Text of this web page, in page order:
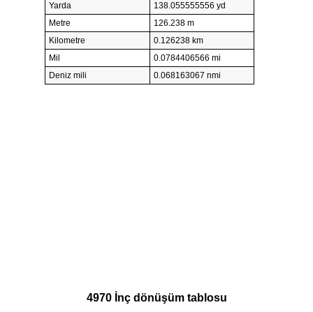
Yarda
138.055555556 yd
Metre
126.238 m
Kilometre
0.126238 km
Mil
0.0784406566 mi
Deniz mili
0.068163067 nmi
4970 İnç dönüşüm tablosu